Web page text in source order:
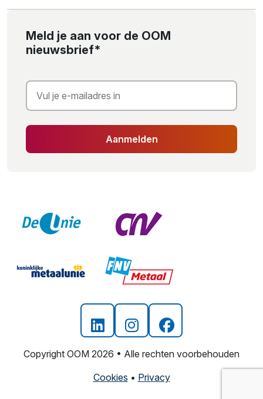
Meld je aan voor de OOM
nieuwsbrief*
Aanmelden
Copyright OOM 2026 • Alle rechten voorbehouden
Cookies • Privacy